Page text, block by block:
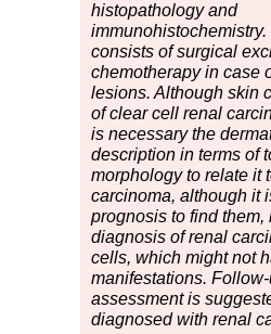
histopathology and
immunohistochemistry.
consists of surgical
chemotherapy in case
lesions. Although skin
of clear cell renal
is necessary the
description in terms of
morphology to relate it
carcinoma, although it
prognosis to find them,
diagnosis of renal
cells, which might not
manifestations.
assessment is
diagnosed with renal